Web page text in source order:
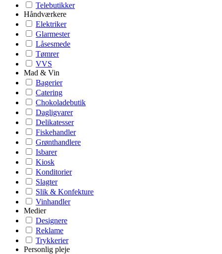
Telebutikker
Håndværkere
Elektriker
Glarmester
Låsesmede
Tømrer
VVS
Mad & Vin
Bagerier
Catering
Chokoladebutik
Dagligvarer
Delikatesser
Fiskehandler
Grønthandlere
Isbarer
Kiosk
Konditorier
Slagter
Slik & Konfekture
Vinhandler
Medier
Designere
Reklame
Trykkerier
Personlig pleje